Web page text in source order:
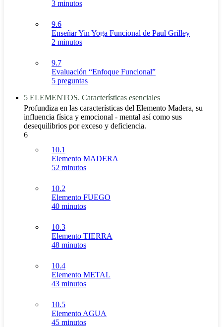
3 minutos
9.6
Enseñar Yin Yoga Funcional de Paul Grilley
2 minutos
9.7
Evaluación “Enfoque Funcional”
5 preguntas
5 ELEMENTOS. Características esenciales
Profundiza en las características del Elemento Madera, su
influencia física y emocional - mental así como sus
desequilibrios por exceso y deficiencia.
6
10.1
Elemento MADERA
52 minutos
10.2
Elemento FUEGO
40 minutos
10.3
Elemento TIERRA
48 minutos
10.4
Elemento METAL
43 minutos
10.5
Elemento AGUA
45 minutos